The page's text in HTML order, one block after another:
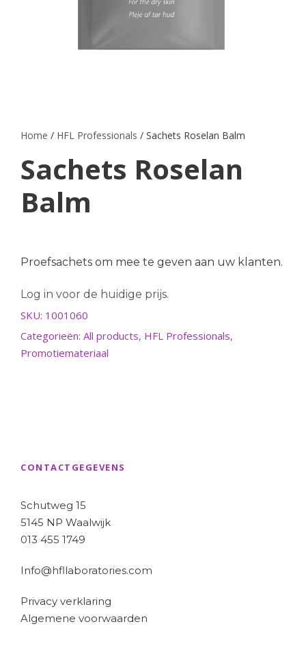
Home / HFL Professionals / Sachets Roselan Balm
Sachets Roselan
Balm
Proefsachets om mee te geven aan uw klanten.
Log in voor de huidige prijs.
SKU: 1001060
Categorieën: All products, HFL Professionals,
Promotiemateriaal
CONTACTGEGEVENS
Schutweg 15
5145 NP Waalwijk
013 455 1749
Info@hfllaboratories.com
Privacy verklaring
Algemene voorwaarden